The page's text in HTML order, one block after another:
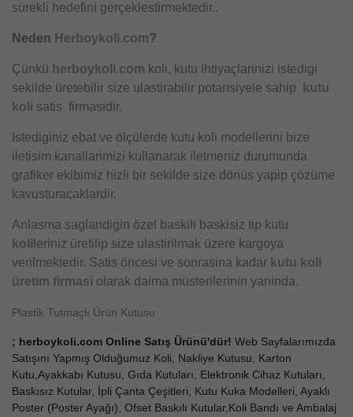
sürekli hedefini gerçeklestirmektedir..
Neden Herboykoli.com?
Çünkü herboykoli.com koli, kutu ihtiyaçlarinizi istedigi
sekilde üretebilir size ulastirabilir potansiyele sahip
kutu
koli satis firmasidir.
Istediginiz ebat ve ölçülerde kutu koli modellerini bize
iletisim kanallarimizi kullanarak iletmeniz durumunda
grafiker ekibimiz hizli bir sekilde size dönüs yapip çözüme
kavusturacaklardir.
Anlasma saglandigin özel baskili baskisiz tip kutu
koli leriniz üretilip size ulastirilmak üzere kargoya
verilmektedir. Satis öncesi ve sonrasina kadar kutu koli
üretim firmasi olarak daima müsterilerinin yaninda.
Plastik Tutmaçlı Ürün Kutusu
; herboykoli.com Online Satış Ürünü'dür! Web Sayfalarımızda
Satışını Yapmış Olduğumuz Koli, Nakliye Kutusu, Karton
Kutu,Ayakkabı Kutusu, Gıda Kutuları, Elektronik Cihaz Kutuları,
Baskısız Kutular, İpli Çanta Çeşitleri, Kutu Kuka Modelleri, Ayaklı
Poster (Poster Ayağı), Ofset Baskılı Kutular,Koli Bandı ve Ambalaj